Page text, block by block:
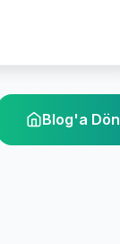
Blog'a Dön